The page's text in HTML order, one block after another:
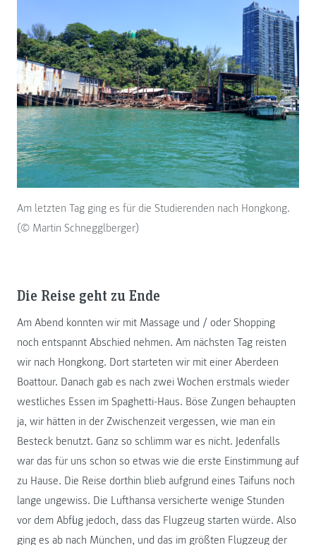
Am letzten Tag ging es für die Studierenden nach Hongkong.
(© Martin Schnegglberger)
Die Reise geht zu Ende
Am Abend konnten wir mit Massage und / oder Shopping
noch entspannt Abschied nehmen. Am nächsten Tag reisten
wir nach Hongkong. Dort starteten wir mit einer Aberdeen
Boattour. Danach gab es nach zwei Wochen erstmals wieder
westliches Essen im Spaghetti-Haus. Böse Zungen behaupten
ja, wir hätten in der Zwischenzeit vergessen, wie man ein
Besteck benutzt. Ganz so schlimm war es nicht. Jedenfalls
war das für uns schon so etwas wie die erste Einstimmung auf
zu Hause. Die Reise dorthin blieb aufgrund eines Taifuns noch
lange ungewiss. Die Lufthansa versicherte wenige Stunden
vor dem Abflug jedoch, dass das Flugzeug starten würde. Also
ging es ab nach München, und das im größten Flugzeug der